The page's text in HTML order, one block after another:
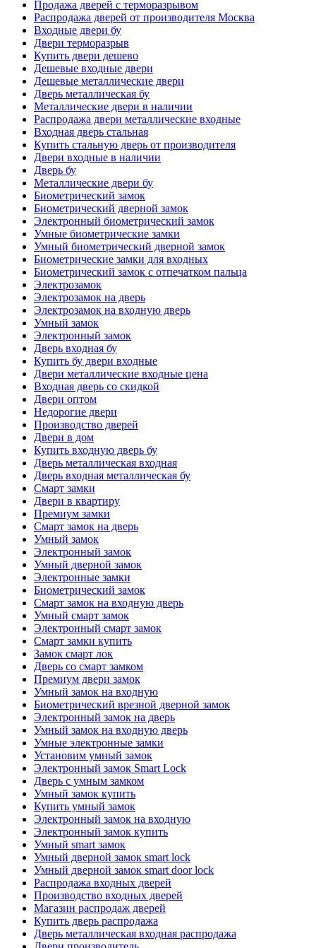
Продажа дверей с терморазрывом
Распродажа дверей от производителя Москва
Входные двери бу
Двери терморазрыв
Купить двери дешево
Дешевые входные двери
Дешевые металлические двери
Дверь металлическая бу
Металлические двери в наличии
Распродажа двери металлические входные
Входная дверь стальная
Купить стальную дверь от производителя
Двери входные в наличии
Дверь бу
Металлические двери бу
Биометрический замок
Биометрический дверной замок
Электронный биометрический замок
Умные биометрические замки
Умный биометрический дверной замок
Биометрические замки для входных
Биометрический замок с отпечатком пальца
Электрозамок
Электрозамок на дверь
Электрозамок на входную дверь
Умный замок
Электронный замок
Дверь входная бу
Купить бу двери входные
Двери металлические входные цена
Входная дверь со скидкой
Двери оптом
Недорогие двери
Производство дверей
Двери в дом
Купить входную дверь бу
Дверь металлическая входная
Дверь входная металлическая бу
Смарт замки
Двери в квартиру
Премиум замки
Смарт замок на дверь
Умный замок
Электронный замок
Умный дверной замок
Электронные замки
Биометрический замок
Смарт замок на входную дверь
Умный смарт замок
Электронный смарт замок
Смарт замки купить
Замок смарт лок
Дверь со смарт замком
Премиум двери замок
Умный замок на входную
Биометрический врезной дверной замок
Электронный замок на дверь
Умный замок на входную дверь
Умные электронные замки
Установим умный замок
Электронный замок Smart Lock
Дверь с умным замком
Умный замок купить
Купить умный замок
Электронный замок на входную
Электронный замок купить
Умный smart замок
Умный дверной замок smart lock
Умный дверной замок smart door lock
Распродажа входных дверей
Производство входных дверей
Магазин распродаж дверей
Купить дверь распродажа
Дверь металлическая входная распродажа